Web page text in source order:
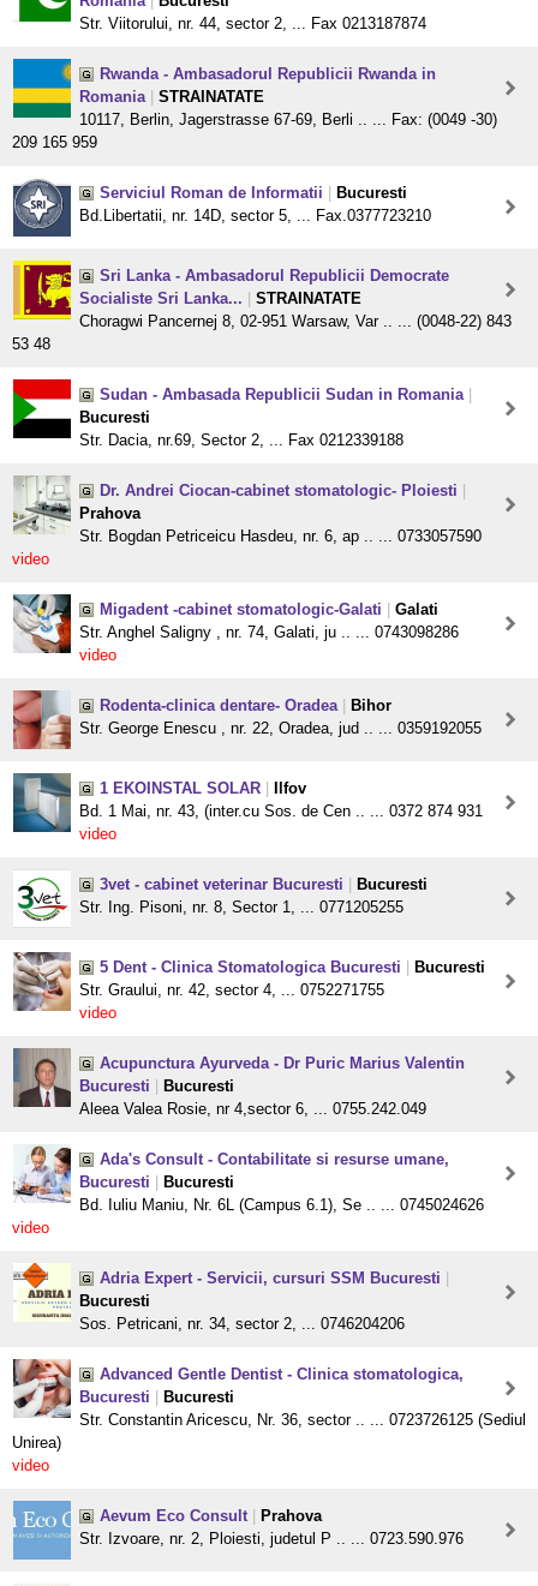
Str. Viitorului, nr. 44, sector 2, ... Fax 0213187874
Rwanda - Ambasadorul Republicii Rwanda in
Romania
STRAINATATE
10117, Berlin, Jagerstrasse 67-69, Berli .. ... Fax: (0049 -30)
209 165 959
Serviciul Roman de Informatii
Bucuresti
Bd.Libertatii, nr. 14D, sector 5, ... Fax.0377723210
Sri Lanka - Ambasadorul Republicii Democrate
Socialiste Sri Lanka...
STRAINATATE
Choragwi Pancernej 8, 02-951 Warsaw, Var .. ... (0048-22) 843
53 48
Sudan - Ambasada Republicii Sudan in Romania
Bucuresti
Str. Dacia, nr.69, Sector 2, ... Fax 0212339188
Dr. Andrei Ciocan-cabinet stomatologic- Ploiesti
Prahova
Str. Bogdan Petriceicu Hasdeu, nr. 6, ap .. ... 0733057590
video
Migadent -cabinet stomatologic-Galati
Galati
Str. Anghel Saligny , nr. 74, Galati, ju .. ... 0743098286
video
Rodenta-clinica dentare- Oradea
Bihor
Str. George Enescu , nr. 22, Oradea, jud .. ... 0359192055
1 EKOINSTAL SOLAR
Ilfov
Bd. 1 Mai, nr. 43, (inter.cu Sos. de Cen .. ... 0372 874 931
video
3vet - cabinet veterinar Bucuresti
Bucuresti
Str. Ing. Pisoni, nr. 8, Sector 1, ... 0771205255
5 Dent - Clinica Stomatologica Bucuresti
Bucuresti
Str. Graului, nr. 42, sector 4, ... 0752271755
video
Acupunctura Ayurveda - Dr Puric Marius Valentin
Bucuresti
Bucuresti
Aleea Valea Rosie, nr 4,sector 6, ... 0755.242.049
Ada's Consult - Contabilitate si resurse umane,
Bucuresti
Bucuresti
Bd. Iuliu Maniu, Nr. 6L (Campus 6.1), Se .. ... 0745024626
video
Adria Expert - Servicii, cursuri SSM Bucuresti
Bucuresti
Sos. Petricani, nr. 34, sector 2, ... 0746204206
Advanced Gentle Dentist - Clinica stomatologica,
Bucuresti
Bucuresti
Str. Constantin Aricescu, Nr. 36, sector .. ... 0723726125 (Sediul
Unirea)
video
Aevum Eco Consult
Prahova
Str. Izvoare, nr. 2, Ploiesti, judetul P .. ... 0723.590.976